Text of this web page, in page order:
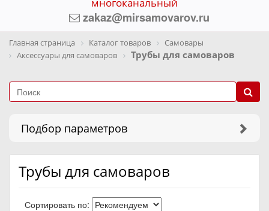
zakaz@mirsamovarov.ru
Главная страница Каталог товаров
Самовары
Аксессуары для самоваров
Трубы для самоваров
Подбор параметров
Трубы для самоваров
Сортировать по: